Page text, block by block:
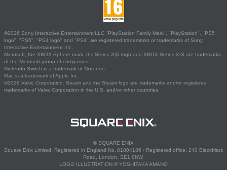
©2026 Sony Interactive Entertainment LLC."PlayStation Family Mark", "PlayStation", "PS5
logo", "PS5", "PS4 logo" and "PS4" are registered trademarks or trademarks of Sony
Interactive Entertainment Inc.
Microsoft, the XBOX Sphere mark, the Series X|S logo and XBOX Series X|S are trademarks
of the Microsoft group of companies.
Nintendo Switch is a trademark of Nintendo.
Mac is a trademark of Apple Inc.
©2026 Valve Corporation. Steam and the Steam logo are trademarks and/or registered
trademarks of Valve Corporation in the U.S. and/or other countries.
© SQUARE ENIX
Square Enix Limited, Registered in England No. 01804186 - Registered office: 240 Blackfriars
Road, London, SE1 8NW.
LOGO ILLUSTRATION:© YOSHITAKA AMANO